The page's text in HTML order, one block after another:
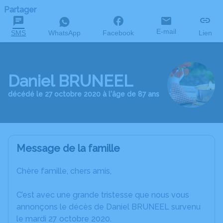
Partager
SMS WhatsApp Facebook E-mail Lien
Daniel BRUNEEL
décédé le 27 octobre 2020 à l'âge de 87 ans
Message de la famille
Chère famille, chers amis,
C’est avec une grande tristesse que nous vous
annonçons le décès de Daniel BRUNEEL survenu
le mardi 27 octobre 2020.